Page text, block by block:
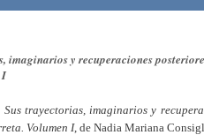
imaginarios y recuperaciones
I
trayectorias, imaginarios y
Volumen I, de Nadia Mariana